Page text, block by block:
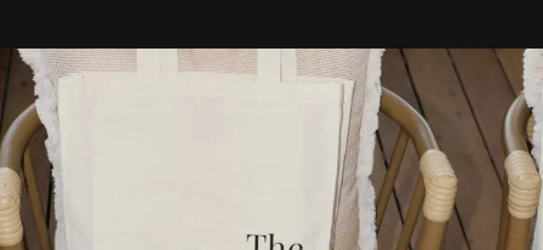
buluşturarak markanın Cavo Tagoo’daki varlığını
sürükleyici ve mevsime özel bir deneyime dönüştürüyor.